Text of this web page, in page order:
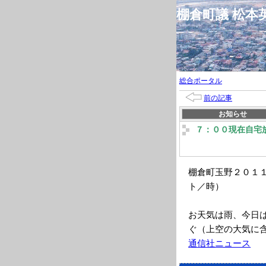
棚倉町議 松
総合ポータル
前の記事
お知らせ
７：００現在自宅
棚倉町玉野２０１
ト／時）
お天気は雨、今日
ぐ（上空の大気
通信社ニュース